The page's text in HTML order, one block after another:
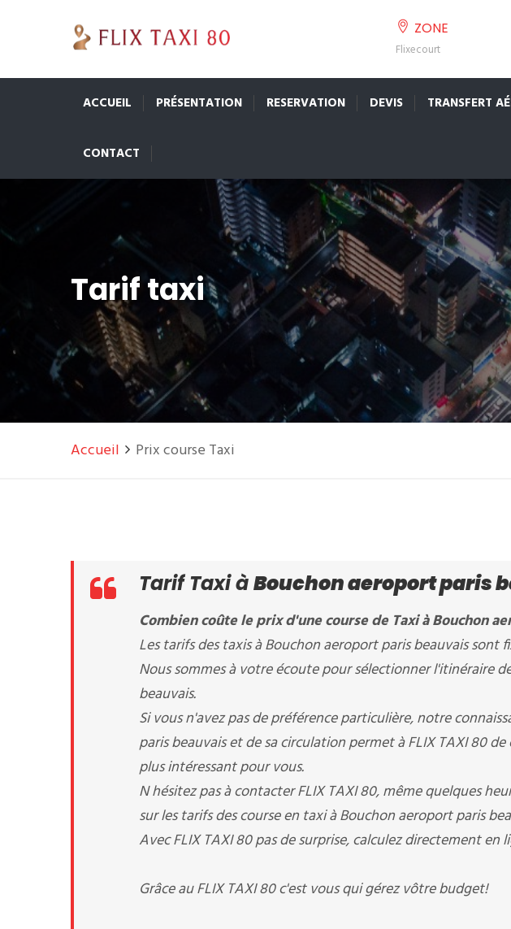
ZONE
Flixecourt
ACCUEIL PRÉSENTATION RESERVATION DEVIS TRANSFERT
CONTACT
Tarif taxi
Accueil Prix course Taxi
Tarif Taxi àBouchon aeroport paris
Combien coûte le prix d'une course de Taxi à Bouchon
Les tarifs des taxis à Bouchon aeroport paris beauvais sont
Nous sommes à votre écoute pour sélectionner l'itinéraire
beauvais.
Si vous n'avez pas de préférence particulière, notre
paris beauvais et de sa circulation permet à FLIX TAXI 80
plus intéressant pour vous.
N hésitez pas à contacter FLIX TAXI 80, même quelques
sur les tarifs des course en taxi à Bouchon aeroport paris
Avec FLIX TAXI 80 pas de surprise, calculez directement
Grâce au FLIX TAXI 80 c'est vous qui gérez vôtre budget!